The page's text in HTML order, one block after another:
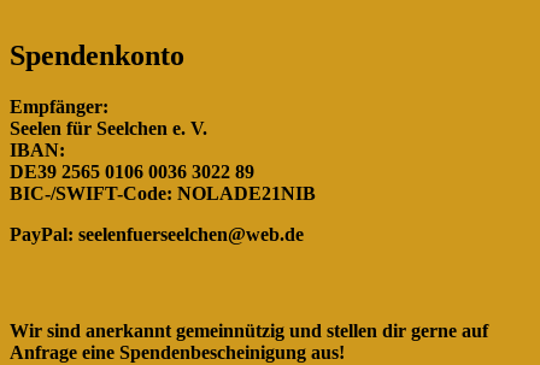
Spendenkonto
Empfänger:
Seelen für Seelchen e. V.
IBAN:
DE39 2565 0106 0036 3022 89
BIC-/SWIFT-Code: NOLADE21NIB
PayPal: seelenfuerseelchen@web.de
Wir sind anerkannt gemeinnützig und stellen dir gerne auf
Anfrage eine Spendenbescheinigung aus!